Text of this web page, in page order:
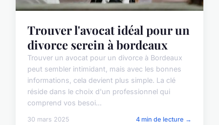
Trouver l'avocat idéal pour un
divorce serein à bordeaux
Trouver un avocat pour un divorce à Bordeaux
peut sembler intimidant, mais avec les bonnes
informations, cela devient plus simple. La clé
réside dans le choix d'un professionnel qui
comprend vos besoi...
30 mars 2025 4 min de lecture →